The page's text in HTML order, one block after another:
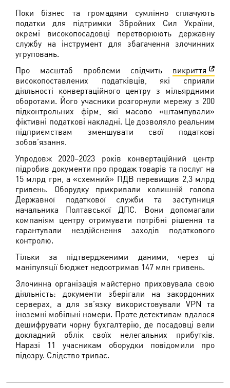
Поки бізнес та громадяни сумлінно сплачують
податки для підтримки Збройних Сил України,
окремі високопосадовці перетворюють державну
службу на інструмент для збагачення злочинних
угруповань.
Про масштаб проблеми свідчить викриття
високопоставлених податківців, які сприяли
діяльності конвертаційного центру з мільярдними
оборотами. Його учасники розгорнули мережу з 200
підконтрольних фірм, які масово «штампували»
фіктивні податкові накладні. Це дозволяло реальним
підприємствам зменшувати свої податкові
зобов’язання.
Упродовж 2020–2023 років конвертаційний центр
підробив документи про продаж товарів та послуг на
15 млрд грн, а «схемний» ПДВ перевищив 2,3 млрд
гривень. Оборудку прикривали колишній голова
Державної податкової служби та заступниця
начальника Полтавської ДПС. Вони допомагали
компаніям центру отримувати потрібні рішення та
гарантували нездійснення заходів податкового
контролю.
Тільки за підтвердженими даними, через ці
маніпуляції бюджет недоотримав 147 млн гривень.
Злочинна організація майстерно приховувала свою
діяльність: документи зберігали на закордонних
серверах, а для зв’язку використовували VPN та
іноземні мобільні номери. Проте детективам вдалося
дешифрувати чорну бухгалтерію, де посадовці вели
докладний облік своїх нелегальних прибутків.
Наразі 11 учасникам оборудки повідомили про
підозру. Слідство триває.